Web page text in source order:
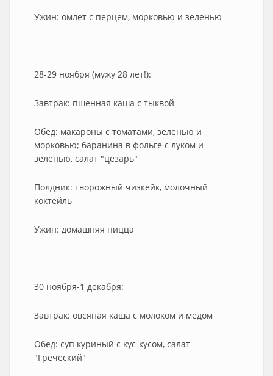
Ужин: омлет с перцем, морковью и зеленью
28-29 ноября (мужу 28 лет!):
Завтрак: пшенная каша с тыквой
Обед: макароны с томатами, зеленью и
морковью; баранина в фольге с луком и
зеленью, салат "цезарь"
Полдник: творожный чизкейк, молочный
коктейль
Ужин: домашняя пицца
30 ноября-1 декабря:
Завтрак: овсяная каша с молоком и медом
Обед: суп куриный с кус-кусом, салат
"Греческий"